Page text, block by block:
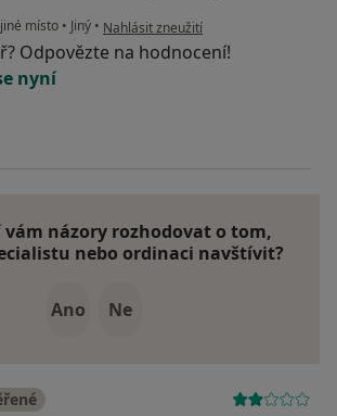
jiné místo • Jiný • podle názoru uživatele RU
Nahlásit zneužití
Odpovězte na hodnocení!
nyní
vám názory rozhodovat o tom,
nebo ordinaci navštívit?
Ano Ne